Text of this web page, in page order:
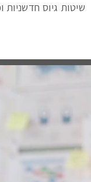
שיטות גיוס